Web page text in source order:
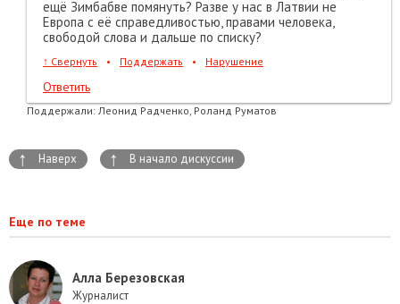
ещё Зимбабве помянуть? Разве у нас в Латвии не
Европа с её справедливостью, правами человека,
свободой слова и дальше по списку?
↑ Свернуть • Поддержать • Нарушение
Ответить
Поддержали: Леонид Радченко, Роланд Руматов
↑ Наверх ↑ В начало дискуссии
Еще по теме
Алла Березовская
Журналист